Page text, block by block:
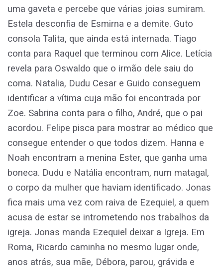
uma gaveta e percebe que várias joias sumiram.
Estela desconfia de Esmirna e a demite. Guto
consola Talita, que ainda está internada. Tiago
conta para Raquel que terminou com Alice. Letícia
revela para Oswaldo que o irmão dele saiu do
coma. Natalia, Dudu Cesar e Guido conseguem
identificar a vítima cuja mão foi encontrada por
Zoe. Sabrina conta para o filho, André, que o pai
acordou. Felipe pisca para mostrar ao médico que
consegue entender o que todos dizem. Hanna e
Noah encontram a menina Ester, que ganha uma
boneca. Dudu e Natália encontram, num matagal,
o corpo da mulher que haviam identificado. Jonas
fica mais uma vez com raiva de Ezequiel, a quem
acusa de estar se intrometendo nos trabalhos da
igreja. Jonas manda Ezequiel deixar a Igreja. Em
Roma, Ricardo caminha no mesmo lugar onde,
anos atrás, sua mãe, Débora, parou, grávida e